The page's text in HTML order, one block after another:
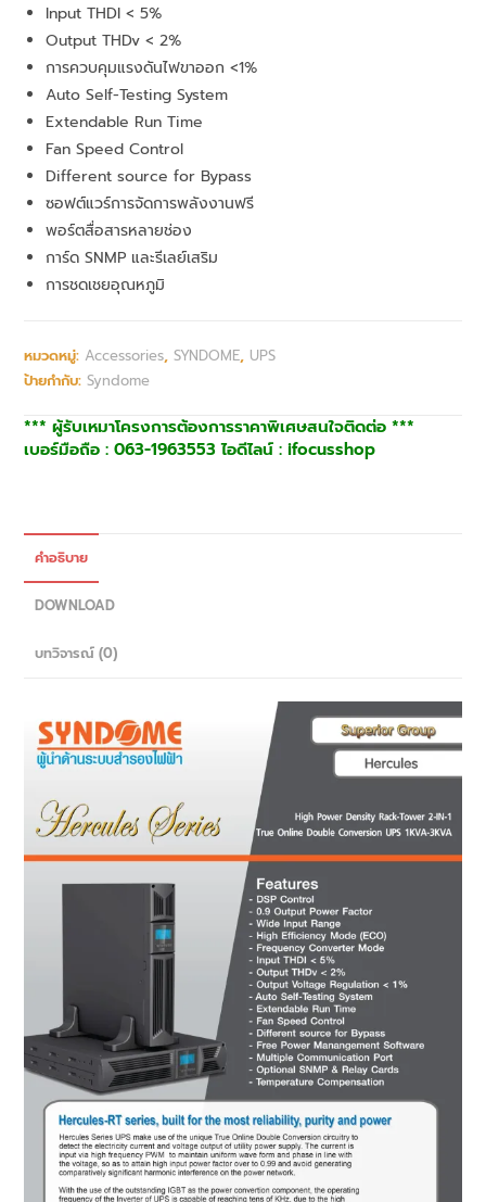
Input THDI < 5%
Output THDv < 2%
การควบคุมแรงดันไฟขาออก <1%
Auto Self-Testing System
Extendable Run Time
Fan Speed Control
Different source for Bypass
ซอฟต์แวร์การจัดการพลังงานฟรี
พอร์ตสื่อสารหลายช่อง
การ์ด SNMP และรีเลย์เสริม
การชดเชยอุณหภูมิ
หมวดหมู่: Accessories,SYNDOME, UPS
ป้ายกำกับ:Syndome
*** ผู้รับเหมาโครงการต้องการราคาพิเศษสนใจติดต่อ ***
เบอร์มือถือ : 063-1963553 ไอดีไลน์ : ifocusshop
คำอธิบาย
DOWNLOAD
บทวิจารณ์ (0)